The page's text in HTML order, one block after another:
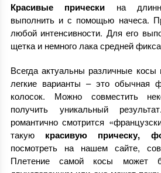
Красивые прически на
выполнить и с помощью начеса.
любой интенсивности. Для его
щетка и немного лака средней
Всегда актуальны различные
легкие варианты – это обычная
колосок. Можно совместить
получить уникальный
романтично смотрится
такую красивую прическу,
посмотреть на нашем сайте,
Плетение самой косы может